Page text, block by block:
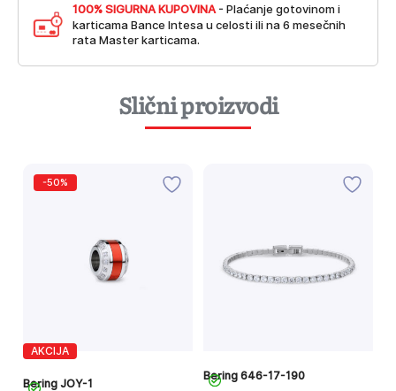
100% SIGURNA KUPOVINA - Plaćanje gotovinom i
karticama Bance Intesa u celosti ili na 6 mesečnih
rata Master karticama.
Slični proizvodi
-50%
AKCIJA
Bering JOY-1
Bering 646-17-190